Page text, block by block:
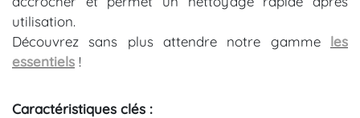
utilisation.
Découvrez sans plus attendre notre gamme les
essentiels !
Caractéristiques clés :